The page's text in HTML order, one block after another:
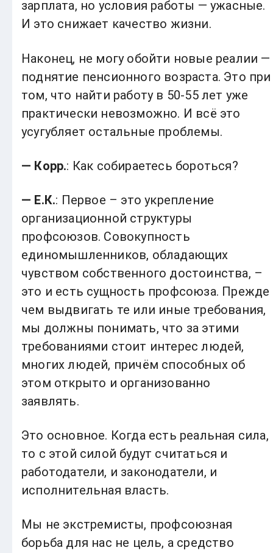
зарплата, но условия работы — ужасные.
И это снижает качество жизни.
Наконец, не могу обойти новые реалии —
поднятие пенсионного возраста. Это при
том, что найти работу в 50-55 лет уже
практически невозможно. И всё это
усугубляет остальные проблемы.
— Корр.: Как собираетесь бороться?
— Е.К.: Первое – это укрепление
организационной структуры
профсоюзов. Совокупность
единомышленников, обладающих
чувством собственного достоинства, –
это и есть сущность профсоюза. Прежде
чем выдвигать те или иные требования,
мы должны понимать, что за этими
требованиями стоит интерес людей,
многих людей, причём способных об
этом открыто и организованно
заявлять.
Это основное. Когда есть реальная сила,
то с этой силой будут считаться и
работодатели, и законодатели, и
исполнительная власть.
Мы не экстремисты, профсоюзная
борьба для нас не цель, а средство